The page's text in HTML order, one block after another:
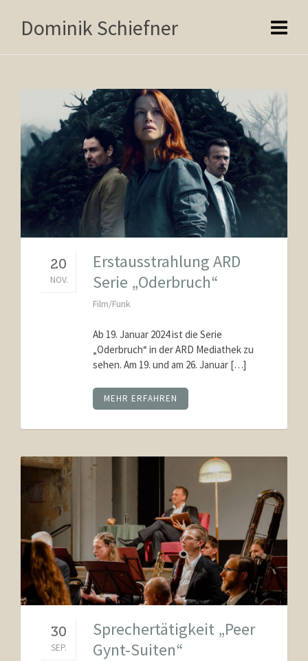
Dominik Schiefner
20
NOV.
Erstausstrahlung ARD
Serie „Oderbruch“
Film/Funk
Ab 19. Januar 2024 ist die Serie
„Oderbruch“ in der ARD Mediathek zu
sehen. Am 19. und am 26. Januar […]
MEHR ERFAHREN
30
SEP.
Sprechertätigkeit „Peer
Gynt-Suiten“